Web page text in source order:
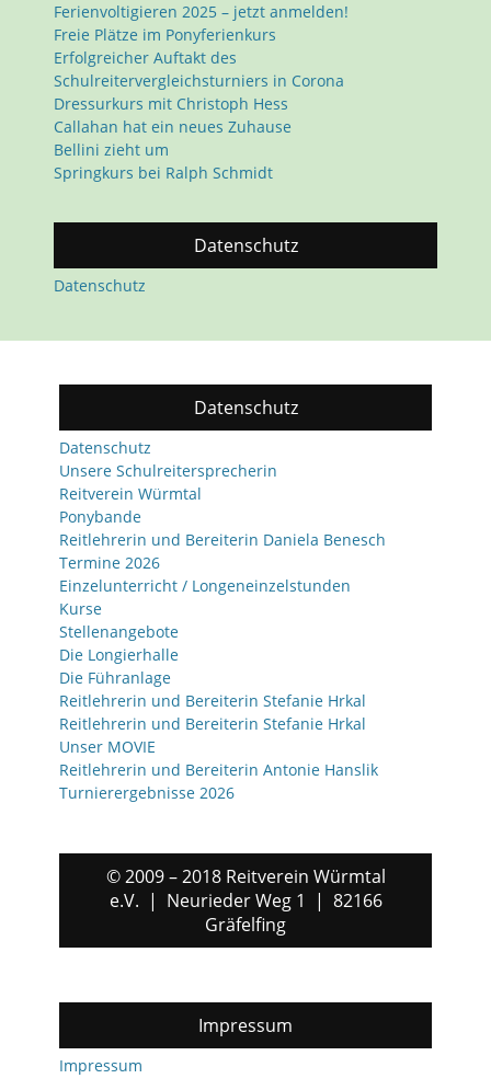
Ferienvoltigieren 2025 – jetzt anmelden!
Freie Plätze im Ponyferienkurs
Erfolgreicher Auftakt des
Schulreitervergleichsturniers in Corona
Dressurkurs mit Christoph Hess
Callahan hat ein neues Zuhause
Bellini zieht um
Springkurs bei Ralph Schmidt
Datenschutz
Datenschutz
Datenschutz
Datenschutz
Unsere Schulreitersprecherin
Reitverein Würmtal
Ponybande
Reitlehrerin und Bereiterin Daniela Benesch
Termine 2026
Einzelunterricht / Longeneinzelstunden
Kurse
Stellenangebote
Die Longierhalle
Die Führanlage
Reitlehrerin und Bereiterin Stefanie Hrkal
Reitlehrerin und Bereiterin Stefanie Hrkal
Unser MOVIE
Reitlehrerin und Bereiterin Antonie Hanslik
Turnierergebnisse 2026
© 2009 – 2018 Reitverein Würmtal
e.V. | Neurieder Weg 1 | 82166
Gräfelfing
Impressum
Impressum